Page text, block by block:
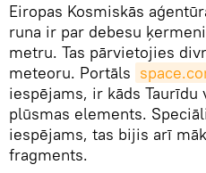
​Eiropas Kosmiskās
runa ir par debesu
metru. Tas pārvietojies
meteoru. Portāls
iespējams, ir kāds Taurīdu
plūsmas elements.
iespējams, tas bijis arī
fragments.